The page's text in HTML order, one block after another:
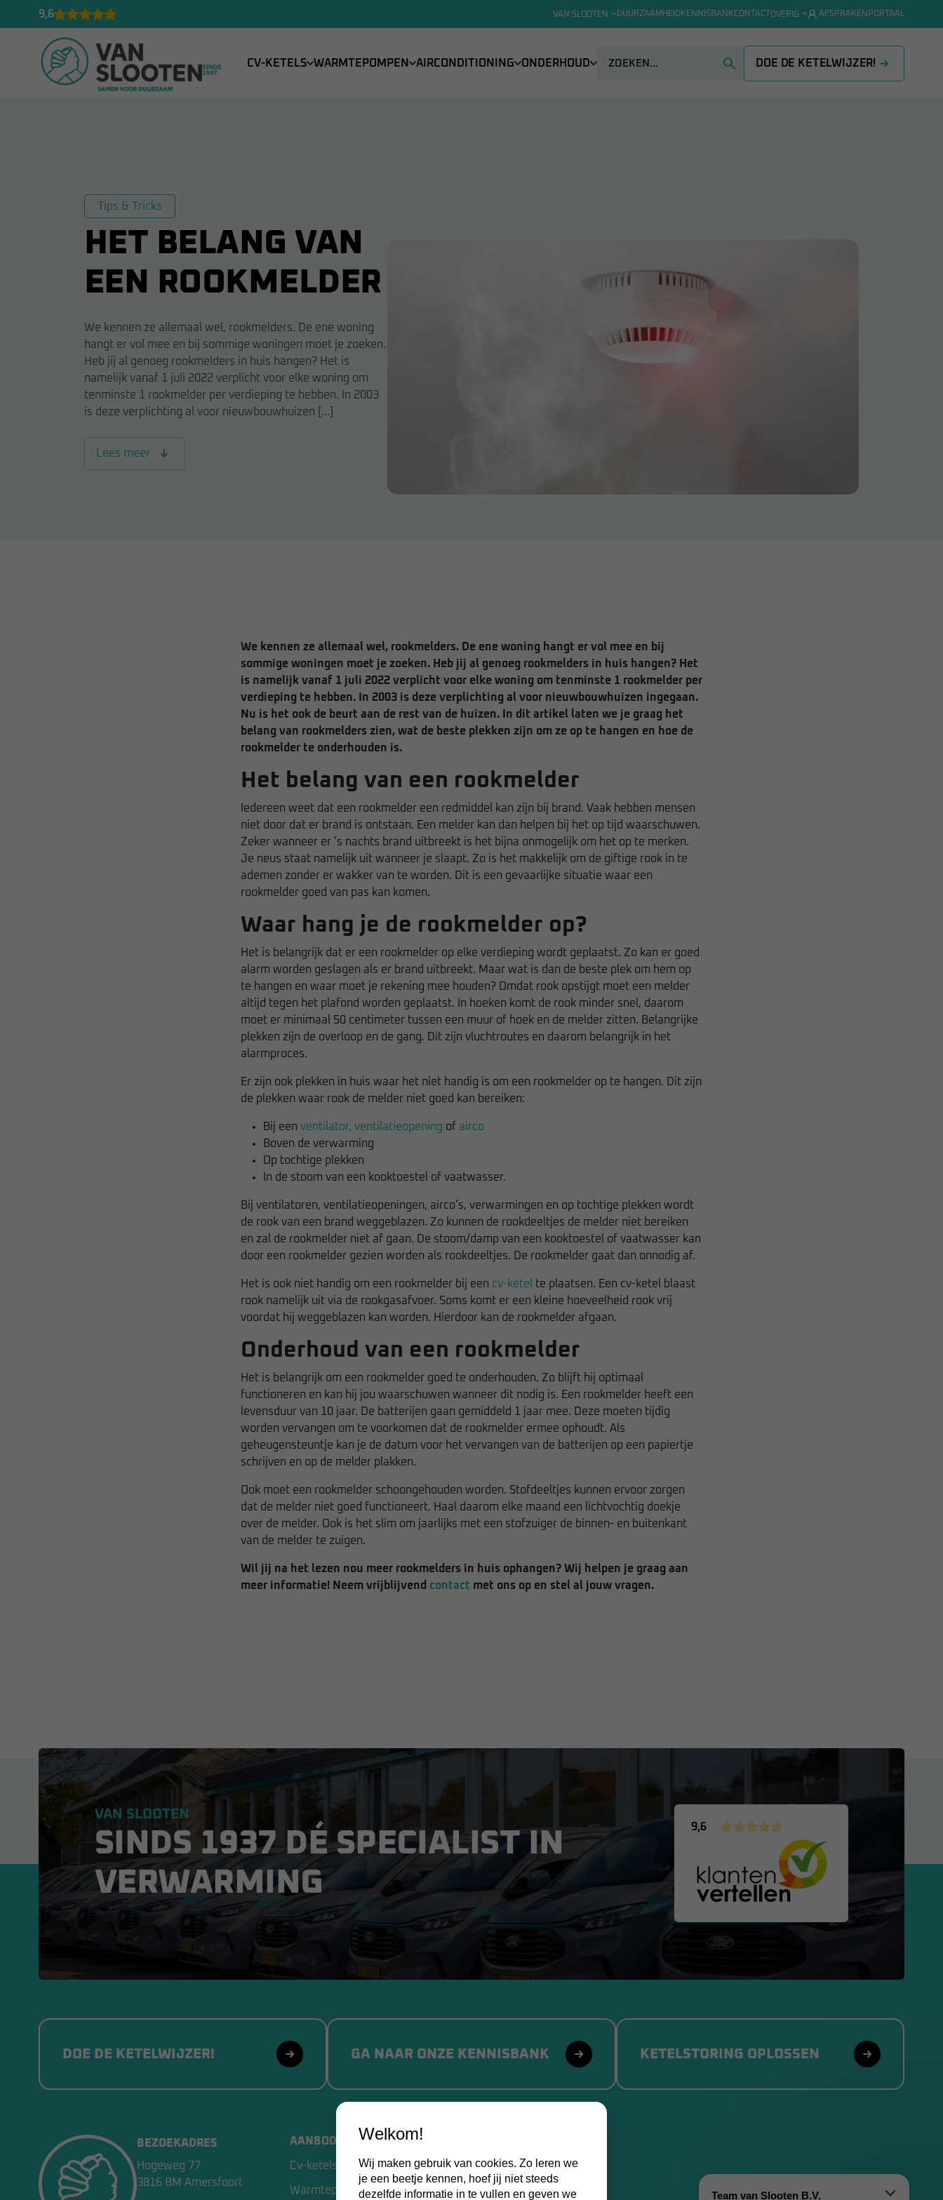
9,6 VAN SLOOTEN DUURZAAMHEIDKENNISBANKCONTACT OVERIG AFSPRAKENPORTAAL
CV-KETELS WARMTEPOMPEN AIRCONDITIONING ONDERHOUD DOE DE KETELWIJZER!
Tips & Tricks
HET BELANG VAN
EEN ROOKMELDER
We kennen ze allemaal wel, rookmelders. De ene woning
hangt er vol mee en bij sommige woningen moet je zoeken.
Heb jij al genoeg rookmelders in huis hangen? Het is
namelijk vanaf 1 juli 2022 verplicht voor elke woning om
tenminste 1 rookmelder per verdieping te hebben. In 2003
is deze verplichting al voor nieuwbouwhuizen […]
Lees meer
We kennen ze allemaal wel, rookmelders. De ene woning hangt er vol mee en bij
sommige woningen moet je zoeken. Heb jij al genoeg rookmelders in huis hangen? Het
is namelijk vanaf 1 juli 2022 verplicht voor elke woning om tenminste 1 rookmelder per
verdieping te hebben. In 2003 is deze verplichting al voor nieuwbouwhuizen ingegaan.
Nu is het ook de beurt aan de rest van de huizen.
In dit artikel laten we je graag het
belang van rookmelders zien, wat de beste plekken zijn om ze op te hangen en hoe de
rookmelder te onderhouden is.
Het belang van een rookmelder
Iedereen weet dat een rookmelder een redmiddel kan zijn bij brand. Vaak hebben mensen
niet door dat er brand is ontstaan. Een melder kan dan helpen bij het op tijd waarschuwen.
Zeker wanneer er ’s nachts brand uitbreekt is het bijna onmogelijk om het op te merken.
Je neus staat namelijk uit wanneer je slaapt. Zo is het makkelijk om de giftige rook in te
ademen zonder er wakker van te worden. Dit is een gevaarlijke situatie waar een
rookmelder goed van pas kan komen.
Waar hang je de rookmelder op?
Het is belangrijk dat er een rookmelder op elke verdieping wordt geplaatst. Zo kan er goed
alarm worden geslagen als er brand uitbreekt. Maar wat is dan de beste plek om hem op
te hangen en waar moet je rekening mee houden? Omdat rook opstijgt moet een melder
altijd tegen het plafond worden geplaatst. In hoeken komt de rook minder snel, daarom
moet er minimaal 50 centimeter tussen een muur of hoek en de melder zitten. Belangrijke
plekken zijn de overloop en de gang. Dit zijn vluchtroutes en daarom belangrijk in het
alarmproces.
Er zijn ook plekken in huis waar het niet handig is om een rookmelder op te hangen. Dit zijn
de plekken waar rook de melder niet goed kan bereiken:
Bij een ventilator, ventilatieopening of airco
Boven de verwarming
Op tochtige plekken
In de stoom van een kooktoestel of vaatwasser.
Bij ventilatoren, ventilatieopeningen, airco’s, verwarmingen en op tochtige plekken wordt
de rook van een brand weggeblazen. Zo kunnen de rookdeeltjes de melder niet bereiken
en zal de rookmelder niet af gaan. De stoom/damp van een kooktoestel of vaatwasser kan
door een rookmelder gezien worden als rookdeeltjes. De rookmelder gaat dan onnodig af.
Het is ook niet handig om een rookmelder bij een cv-ketel
te plaatsen. Een cv-ketel blaast
rook namelijk uit via de rookgasafvoer. Soms komt er een kleine hoeveelheid rook vrij
voordat hij weggeblazen kan worden. Hierdoor kan de rookmelder afgaan.
Onderhoud van een rookmelder
Het is belangrijk om een rookmelder goed te onderhouden. Zo blijft hij optimaal
functioneren en kan hij jou waarschuwen wanneer dit nodig is. Een rookmelder heeft een
levensduur van 10 jaar. De batterijen gaan gemiddeld 1 jaar mee. Deze moeten tijdig
worden vervangen om te voorkomen dat de rookmelder ermee ophoudt. Als
geheugensteuntje kan je de datum voor het vervangen van de batterijen op een papiertje
schrijven en op de melder plakken.
Ook moet een rookmelder schoongehouden worden. Stofdeeltjes kunnen ervoor zorgen
dat de melder niet goed functioneert. Haal daarom elke maand een lichtvochtig doekje
over de melder. Ook is het slim om jaarlijks met een stofzuiger de binnen- en buitenkant
van de melder te zuigen.
Wil jij na het lezen nou meer rookmelders in huis ophangen? Wij helpen je graag aan
meer informatie! Neem vrijblijvend contact met ons op en stel al jouw vragen.
VAN SLOOTEN
SINDS 1937 DÉ SPECIALIST IN
VERWARMING
9,6
DOE DE KETELWIJZER! GA NAAR ONZE KENNISBANK KETELSTORING OPLOSSEN
BEZOEKADRES
Hogeweg 77
3816 BM Amersfoort
AANBOD
Cv-ketels
Warmtepompen
Home
Over ons
Welkom!
Wij maken gebruik van cookies. Zo leren we
je een beetje kennen, hoef jij niet steeds
dezelfde informatie in te vullen en geven we